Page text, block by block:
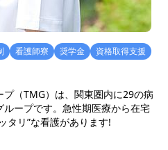
看護師寮 奨学金
資格取得支援
（TMG）は、関東圏内に29の病
ープです。急性期医療から在宅
タリ”な看護があります!